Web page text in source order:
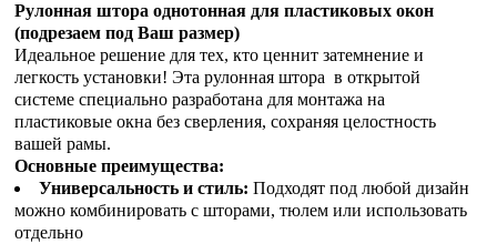
Рулонная штора однотонная для пластиковых окон
(подрезаем под Ваш размер)
Идеальное решение для тех, кто ценнит затемнение и
легкость установки! Эта рулонная штора в открытой
системе специально разработана для монтажа на
пластиковые окна без сверления, сохраняя целостность
вашей рамы.
Основные преимущества:
Универсальность и стиль: Подходят под любой дизайн
можно комбинировать с шторами, тюлем или использовать
отдельно